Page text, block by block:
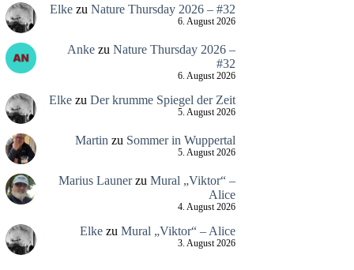
Elkezu Nature Thursday 2026 – #32
6. August 2026
Ankezu Nature Thursday 2026 –
#32
6. August 2026
Elkezu Der krumme Spiegel der Zeit
5. August 2026
Martin zu Sommer in Wuppertal
5. August 2026
Marius Launerzu Mural „Viktor“ –
Alice
4. August 2026
Elkezu Mural „Viktor“ – Alice
3. August 2026